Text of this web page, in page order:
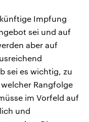
Impfung
sei und auf
aber auf
sei es wichtig, zu
Rangfolge
im Vorfeld auf
und